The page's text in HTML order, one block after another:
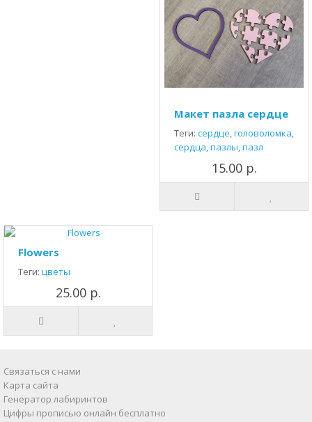
Макет пазла сердце
Теги: сердце,головоломка,
сердца,пазлы,пазл
15.00 р.
Flowers
Теги: цветы
25.00 р.
Связаться с нами
Карта сайта
Генератор лабиринтов
Цифры прописью онлайн бесплатно